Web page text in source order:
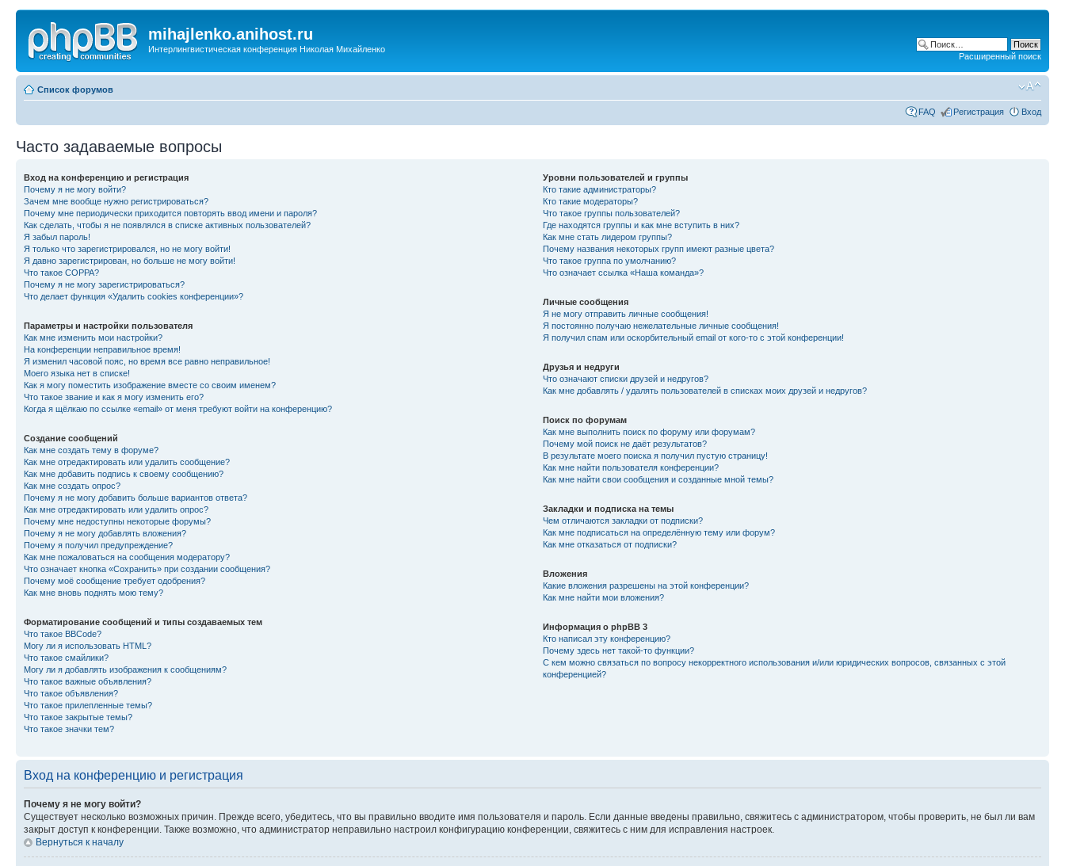
mihajlenko.anihost.ru
Интерлингвистическая конференция Николая Михайленко
Расширенный поиск
Список форумов
FAQ Регистрация Вход
Часто задаваемые вопросы
Вход на конференцию и регистрация
Почему я не могу войти?
Зачем мне вообще нужно регистрироваться?
Почему мне периодически приходится повторять ввод имени и пароля?
Как сделать, чтобы я не появлялся в списке активных пользователей?
Я забыл пароль!
Я только что зарегистрировался, но не могу войти!
Я давно зарегистрирован, но больше не могу войти!
Что такое COPPA?
Почему я не могу зарегистрироваться?
Что делает функция «Удалить cookies конференции»?
Параметры и настройки пользователя
Как мне изменить мои настройки?
На конференции неправильное время!
Я изменил часовой пояс, но время все равно неправильное!
Моего языка нет в списке!
Как я могу поместить изображение вместе со своим именем?
Что такое звание и как я могу изменить его?
Когда я щёлкаю по ссылке «email» от меня требуют войти на конференцию?
Создание сообщений
Как мне создать тему в форуме?
Как мне отредактировать или удалить сообщение?
Как мне добавить подпись к своему сообщению?
Как мне создать опрос?
Почему я не могу добавить больше вариантов ответа?
Как мне отредактировать или удалить опрос?
Почему мне недоступны некоторые форумы?
Почему я не могу добавлять вложения?
Почему я получил предупреждение?
Как мне пожаловаться на сообщения модератору?
Что означает кнопка «Сохранить» при создании сообщения?
Почему моё сообщение требует одобрения?
Как мне вновь поднять мою тему?
Форматирование сообщений и типы создаваемых тем
Что такое BBCode?
Могу ли я использовать HTML?
Что такое смайлики?
Могу ли я добавлять изображения к сообщениям?
Что такое важные объявления?
Что такое объявления?
Что такое прилепленные темы?
Что такое закрытые темы?
Что такое значки тем?
Уровни пользователей и группы
Кто такие администраторы?
Кто такие модераторы?
Что такое группы пользователей?
Где находятся группы и как мне вступить в них?
Как мне стать лидером группы?
Почему названия некоторых групп имеют разные цвета?
Что такое группа по умолчанию?
Что означает ссылка «Наша команда»?
Личные сообщения
Я не могу отправить личные сообщения!
Я постоянно получаю нежелательные личные сообщения!
Я получил спам или оскорбительный email от кого-то с этой конференции!
Друзья и недруги
Что означают списки друзей и недругов?
Как мне добавлять / удалять пользователей в списках моих друзей и недругов?
Поиск по форумам
Как мне выполнить поиск по форуму или форумам?
Почему мой поиск не даёт результатов?
В результате моего поиска я получил пустую страницу!
Как мне найти пользователя конференции?
Как мне найти свои сообщения и созданные мной темы?
Закладки и подписка на темы
Чем отличаются закладки от подписки?
Как мне подписаться на определённую тему или форум?
Как мне отказаться от подписки?
Вложения
Какие вложения разрешены на этой конференции?
Как мне найти мои вложения?
Информация о phpBB 3
Кто написал эту конференцию?
Почему здесь нет такой-то функции?
С кем можно связаться по вопросу некорректного использования и/или юридических вопросов, связанных с этой
конференцией?
Вход на конференцию и регистрация
Почему я не могу войти?
Существует несколько возможных причин. Прежде всего, убедитесь, что вы правильно вводите имя пользователя и пароль. Если данные введены правильно, свяжитесь с администратором, чтобы проверить, не был ли вам
закрыт доступ к конференции. Также возможно, что администратор неправильно настроил конфигурацию конференции, свяжитесь с ним для исправления настроек.
Вернуться к началу